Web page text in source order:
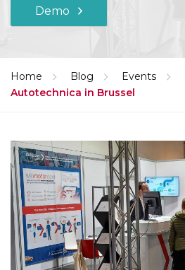
Demo
Home Blog Events
Autotechnica in Brussel